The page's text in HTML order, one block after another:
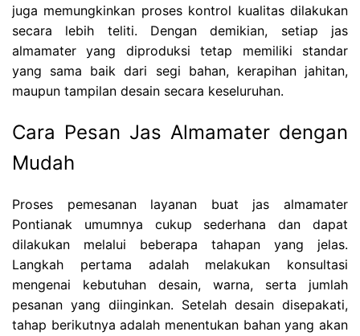
juga memungkinkan proses kontrol kualitas dilakukan
secara lebih teliti. Dengan demikian, setiap jas
almamater yang diproduksi tetap memiliki standar
yang sama baik dari segi bahan, kerapihan jahitan,
maupun tampilan desain secara keseluruhan.
Cara Pesan Jas Almamater dengan
Mudah
Proses pemesanan layanan buat jas almamater
Pontianak umumnya cukup sederhana dan dapat
dilakukan melalui beberapa tahapan yang jelas.
Langkah pertama adalah melakukan konsultasi
mengenai kebutuhan desain, warna, serta jumlah
pesanan yang diinginkan. Setelah desain disepakati,
tahap berikutnya adalah menentukan bahan yang akan